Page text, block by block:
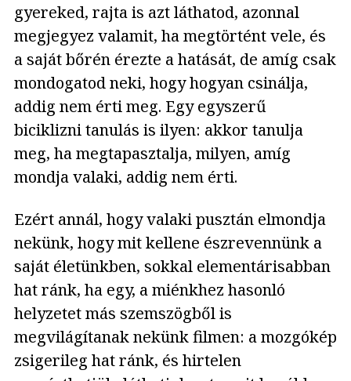
gyereked, rajta is azt láthatod, azonnal
megjegyez valamit, ha megtörtént vele, és
a saját bőrén érezte a hatását, de amíg csak
mondogatod neki, hogy hogyan csinálja,
addig nem érti meg. Egy egyszerű
biciklizni tanulás is ilyen: akkor tanulja
meg, ha megtapasztalja, milyen, amíg
mondja valaki, addig nem érti.
Ezért annál, hogy valaki pusztán elmondja
nekünk, hogy mit kellene észrevennünk a
saját életünkben, sokkal elementárisabban
hat ránk, ha egy, a miénkhez hasonló
helyzetet más szemszögből is
megvilágítanak nekünk filmen: a mozgókép
zsigerileg hat ránk, és hirtelen